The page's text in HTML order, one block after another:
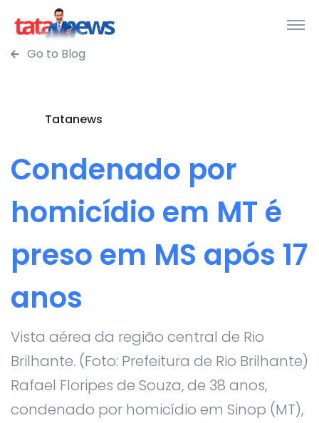
Go to Blog
Tatanews
Condenado por
homicídio em MT é
preso em MS após 17
anos
Vista aérea da região central de Rio
Brilhante. (Foto: Prefeitura de Rio Brilhante)
Rafael Floripes de Souza, de 38 anos,
condenado por homicídio em Sinop (MT),